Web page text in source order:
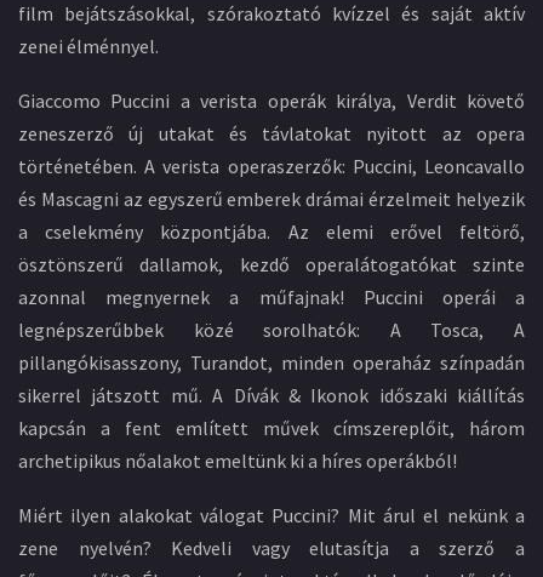
film bejátszásokkal, szórakoztató kvízzel és saját aktív
zenei élménnyel.
Giaccomo Puccini a verista operák királya, Verdit követő
zeneszerző új utakat és távlatokat nyitott az opera
történetében. A verista operaszerzők: Puccini, Leoncavallo
és Mascagni az egyszerű emberek drámai érzelmeit helyezik
a cselekmény központjába. Az elemi erővel feltörő,
ösztönszerű dallamok, kezdő operalátogatókat szinte
azonnal megnyernek a műfajnak! Puccini operái a
legnépszerűbbek közé sorolhatók: A Tosca, A
pillangókisasszony, Turandot, minden operaház színpadán
sikerrel játszott mű. A Dívák & Ikonok időszaki kiállítás
kapcsán a fent említett művek címszereplőit, három
archetipikus nőalakot emeltünk ki a híres operákból!
Miért ilyen alakokat válogat Puccini? Mit árul el nekünk a
zene nyelvén? Kedveli vagy elutasítja a szerző a